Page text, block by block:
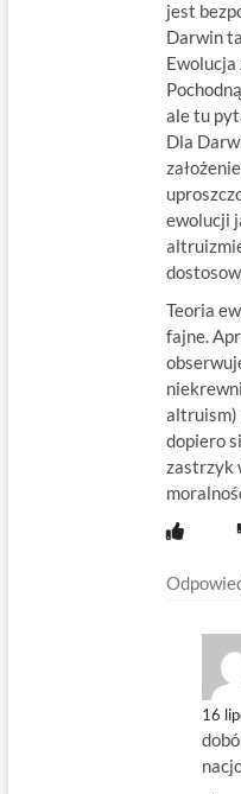
jest
Darwin
ale tu
Dla
ewolucji
Teoria
fajne.
altruism)
dopiero
zastrzyk
16